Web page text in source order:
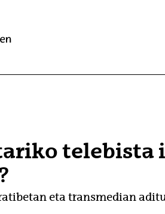
telebista
eta transmedian